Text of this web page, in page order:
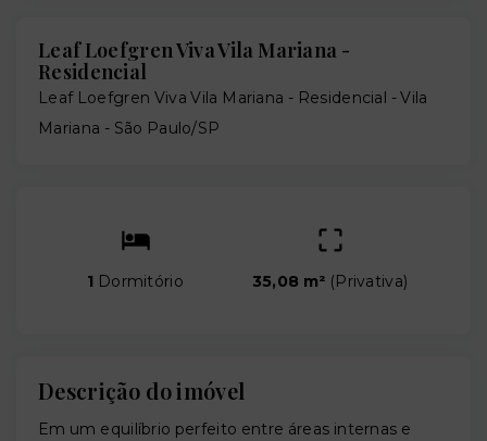
Leaf Loefgren Viva Vila Mariana -
Residencial
Leaf Loefgren Viva Vila Mariana - Residencial -Vila
Mariana - São Paulo/SP
1 Dormitório 35,08 m² (Privativa)
Descrição do imóvel
Em um equilíbrio perfeito entre áreas internas e